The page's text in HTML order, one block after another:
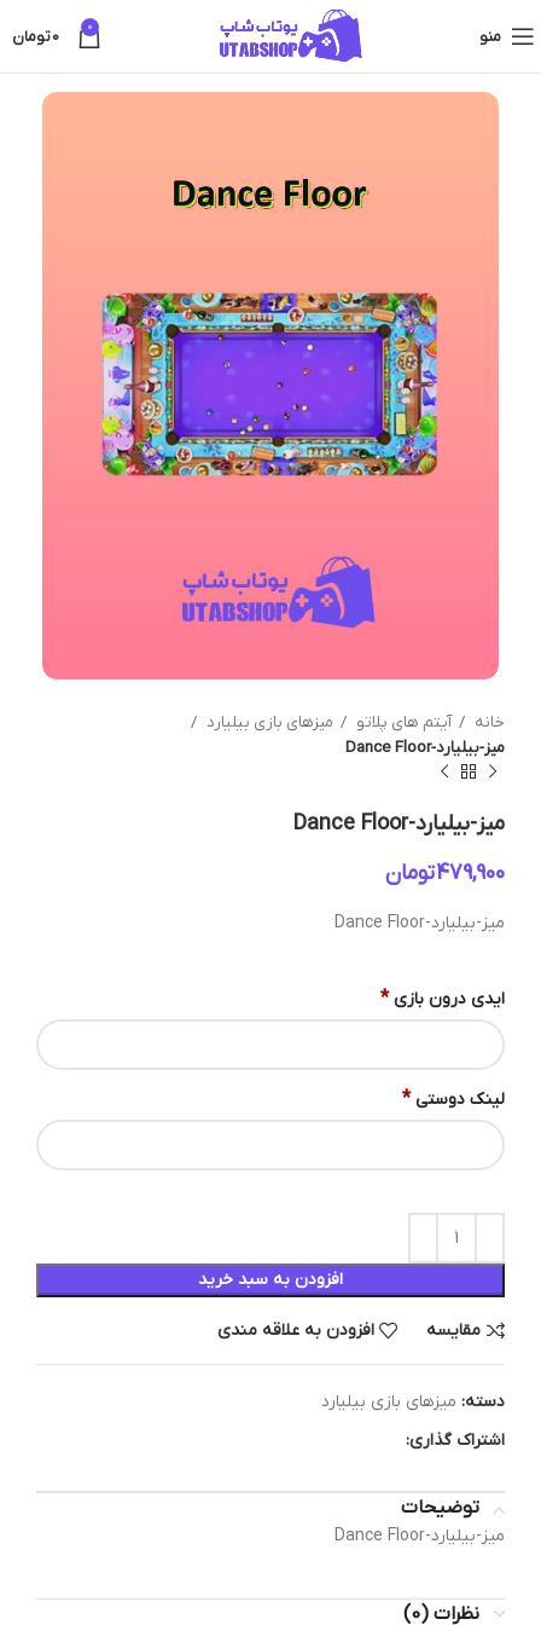
منو 0
0تومان
خانه آیتم های پلاتو
میزهای بازی بیلیارد
میز-بیلیارد-Dance Floor
میز-بیلیارد-Dance Floor
تومان
میز-بیلیارد-Dance Floor
ایدی درون بازی *
لینک دوستی *
افزودن به سبد خرید
مقایسه افزودن به علاقه مندی
دسته: میزهای بازی بیلیارد
اشتراک گذاری:
توضیحات
میز-بیلیارد-Dance Floor
نظرات (0)